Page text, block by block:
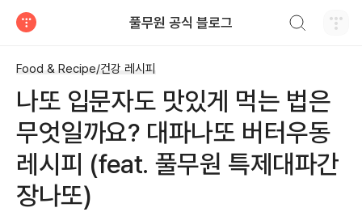
풀무원 공식 블로그
Food & Recipe/건강 레시피
나또 입문자도 맛있게 먹는 법은
무엇일까요? 대파나또 버터우동
레시피 (feat. 풀무원 특제대파간
장나또)